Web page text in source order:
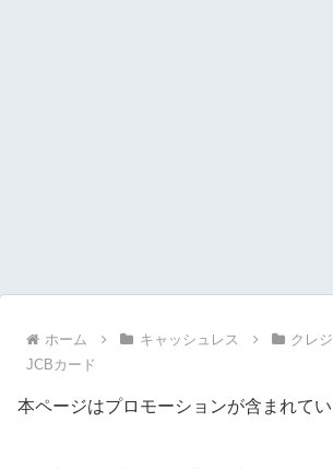
ホーム キャッシュレス
クレ
JCBカード
本ページはプロモーションが含まれて